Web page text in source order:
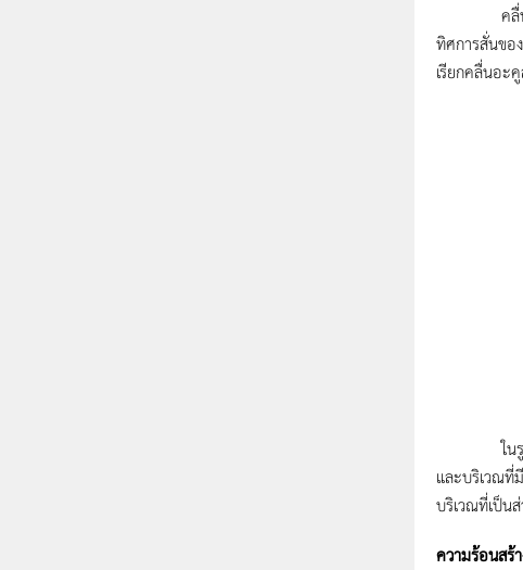
คลื่นอะคูส
ทิศการสั่นขอ
เรียกคลื่นอะ
ในรูปที่ 1
และบริเวณที่
บริเวณที่เป็น
ความร้อนสร้